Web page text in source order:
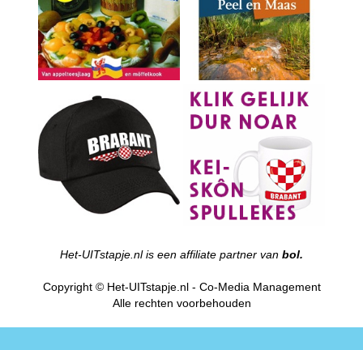
Het-UITstapje.nl is een affiliate partner van bol.
Copyright © Het-UITstapje.nl - Co-Media Management
Alle rechten voorbehouden